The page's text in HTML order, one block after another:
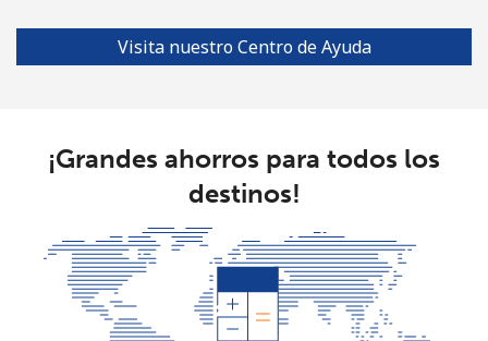
Visita nuestro Centro de Ayuda
¡Grandes ahorros para todos los
destinos!